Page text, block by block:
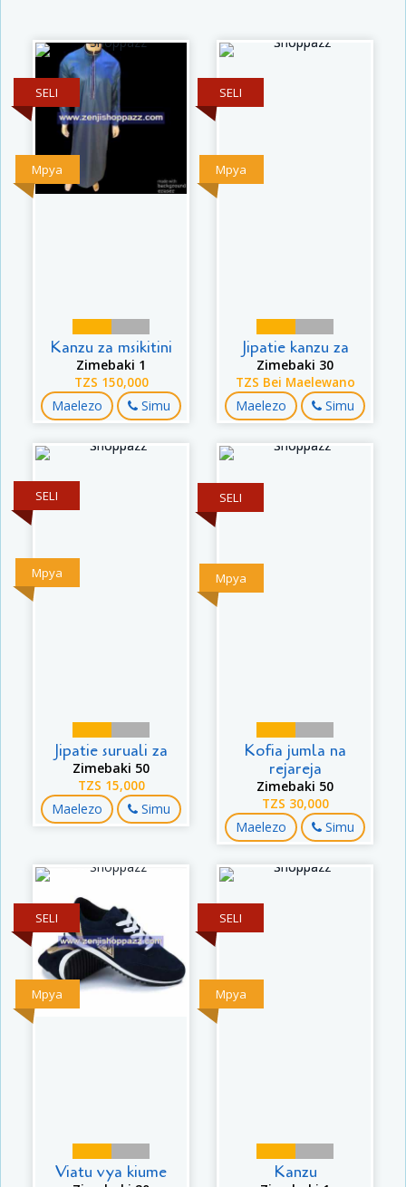
Mpya
SELI
Kanzu za msikitini
Zimebaki 1
TZS 150,000
Maelezo Simu
Mpya
SELI
Jipatie kanzu za
Zimebaki 30
TZS Bei Maelewano
Maelezo Simu
Mpya
SELI
Jipatie suruali za
Zimebaki 50
TZS 15,000
Maelezo Simu
Mpya
SELI
Kofia jumla na
rejareja
Zimebaki 50
TZS 30,000
Maelezo Simu
Mpya
SELI
Viatu vya kiume
Mpya
SELI
Kanzu